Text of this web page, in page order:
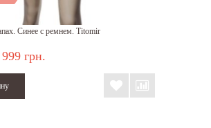
Синее с ремнем. Titomir
999 грн.